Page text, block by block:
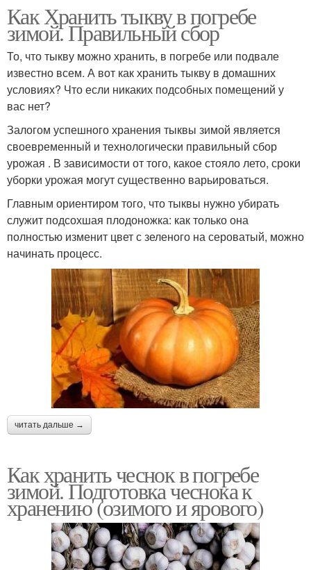
Как Хранить тыкву в погребе
зимой. Правильный сбор
То, что тыкву можно хранить, в погребе или подвале
известно всем. А вот как хранить тыкву в домашних
условиях? Что если никаких подсобных помещений у
вас нет?
Залогом успешного хранения тыквы зимой является
своевременный и технологически правильный сбор
урожая . В зависимости от того, какое стояло лето, сроки
уборки урожая могут существенно варьироваться.
Главным ориентиром того, что тыквы нужно убирать
служит подсохшая плодоножка: как только она
полностью изменит цвет с зеленого на сероватый, можно
начинать процесс.
читать дальше →
Как хранить чеснок в погребе
зимой. Подготовка чеснока к
хранению (озимого и ярового)